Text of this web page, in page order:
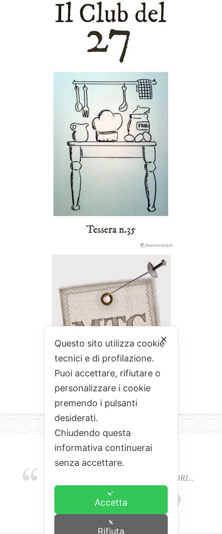
EMOZIONI, COLORI, ODORI E SAPORI...
L'ALCHIMIA DEL BUON CIBO
✕
Questo sito utilizza cookie
tecnici e di profilazione.
Puoi accettare, rifiutare o
personalizzare i cookie
premendo i pulsanti
desiderati.
Chiudendo questa
informativa continuerai
senza accettare.
Accetta
Rifiuta